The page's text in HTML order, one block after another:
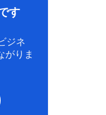
す
ジネ
がりま